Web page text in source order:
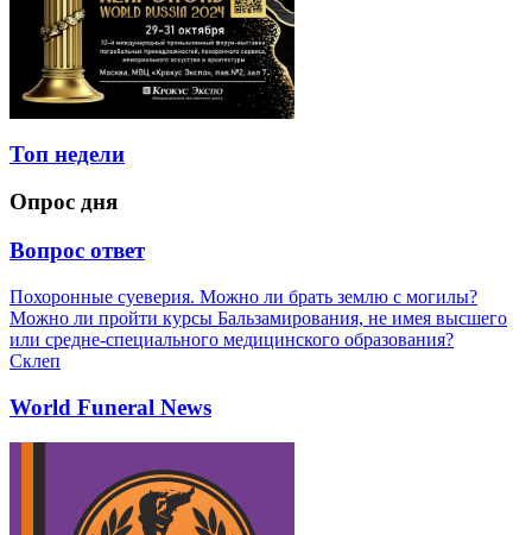
Топ недели
Опрос дня
Вопрос ответ
Похоронные суеверия. Можно ли брать землю с могилы?
Можно ли пройти курсы Бальзамирования, не имея высшего
или средне-специального медицинского образования?
Склеп
World Funeral News